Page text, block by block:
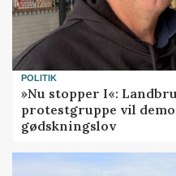
POLITIK
»Nu stopper I«:
protestgruppe vil
gødskningslov